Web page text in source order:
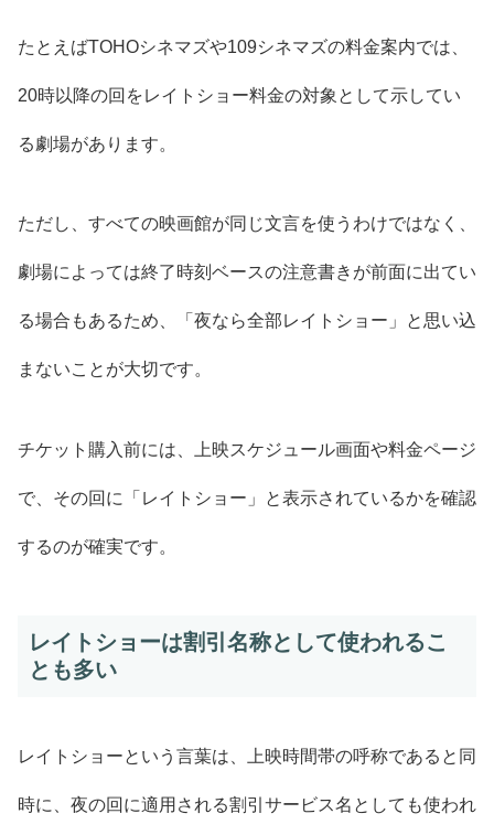
たとえばTOHOシネマズや109シネマズの料金案内では、
20時以降の回をレイトショー料金の対象として示してい
る劇場があります。
ただし、すべての映画館が同じ文言を使うわけではなく、
劇場によっては終了時刻ベースの注意書きが前面に出てい
る場合もあるため、「夜なら全部レイトショー」と思い込
まないことが大切です。
チケット購入前には、上映スケジュール画面や料金ページ
で、その回に「レイトショー」と表示されているかを確認
するのが確実です。
レイトショーは割引名称として使われるこ
とも多い
レイトショーという言葉は、上映時間帯の呼称であると同
時に、夜の回に適用される割引サービス名としても使われ